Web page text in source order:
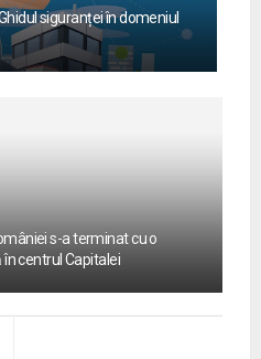
siguranței în domeniul
s-a terminat cu o
centrul Capitalei